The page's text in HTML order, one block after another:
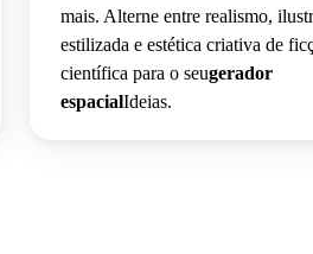
mais. Alterne entre realismo,
estilizada e estética criativa de
científica para o seugerador
espacialIdeias.